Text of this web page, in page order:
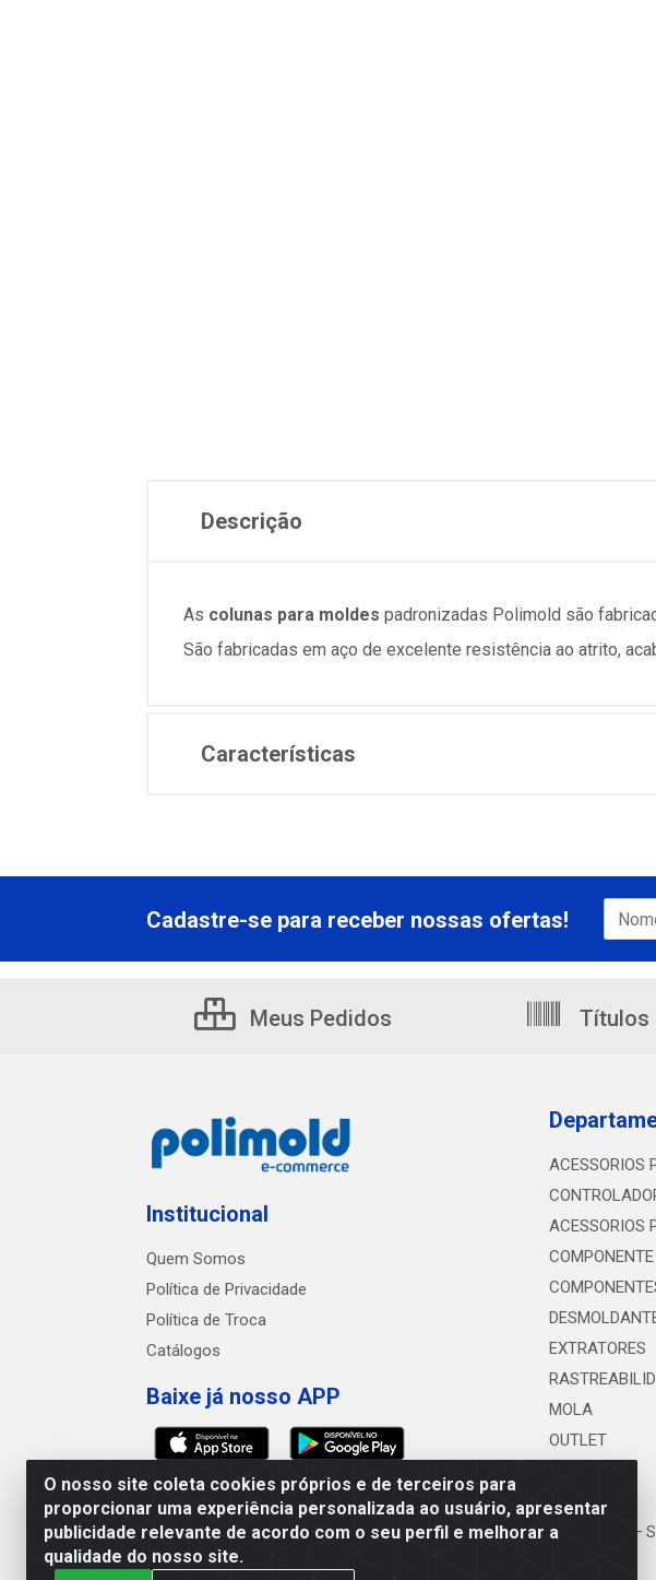
Descrição
As colunas para moldes padronizadas Polimold são
São fabricadas em aço de excelente resistência ao atrito,
Características
O nosso site coleta cookies próprios e de terceiros para
proporcionar uma experiência personalizada ao usuário, apresentar
publicidade relevante de acordo com o seu perfil e melhorar a
qualidade do nosso site.
Cadastre-se para receber nossas ofertas!
Meus Pedidos Títulos
Institucional
Quem Somos
Política de Privacidade
Política de Troca
Catálogos
Baixe já nosso APP
ACESSORIOS
ACESSORIOS
EXTRATORES
MOLA
OUTLET
Polimold Industrial Ltda - Estrada dos Casa, 4585 –